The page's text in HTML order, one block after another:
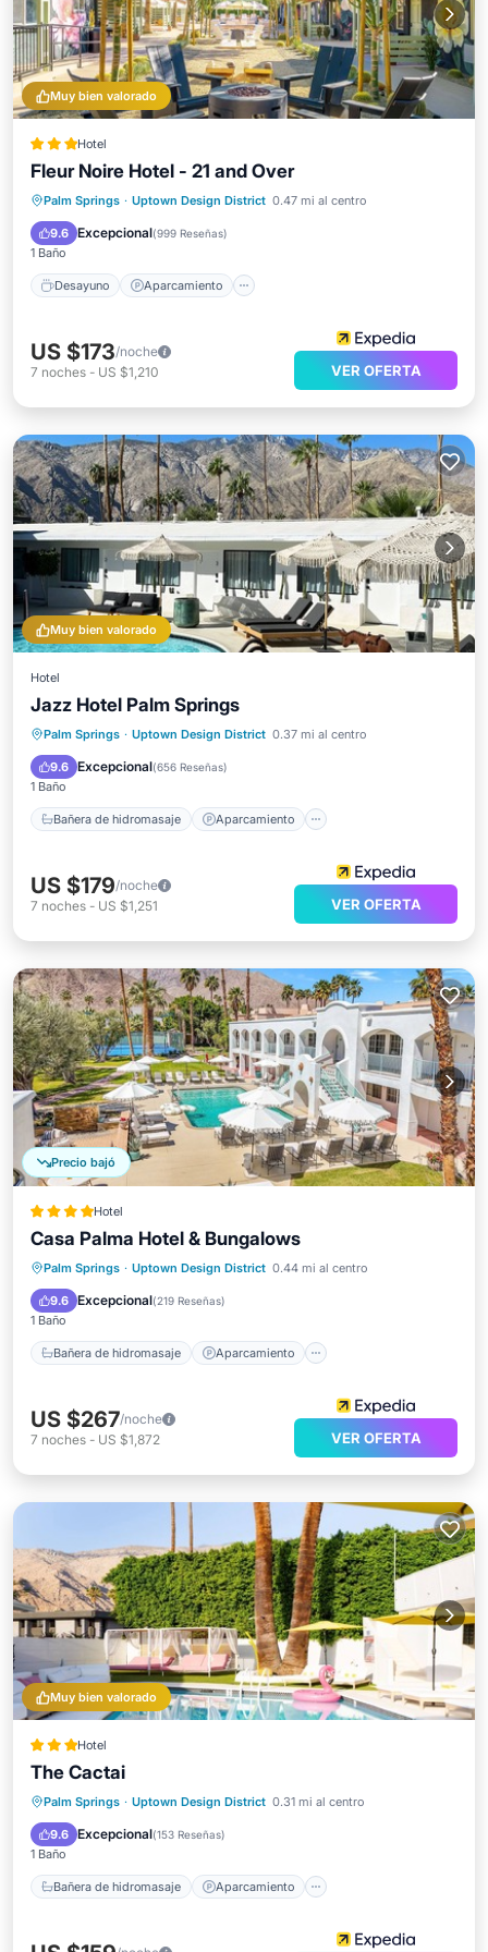
Muy bien valorado
Hotel
Fleur Noire Hotel - 21 and Over
Palm Springs · Uptown Design District 0.47 mi al centro
9.6 Excepcional(999 Reseñas)
1 Baño
Desayuno Aparcamiento
Desayuno Aparcamiento
Piscina
Balcón/Terraza
US $173/noche
7 noches - US $1,210 VER OFERTA
Muy bien valorado
Hotel
Jazz Hotel Palm Springs
Palm Springs · Uptown Design District 0.37 mi al centro
9.6 Excepcional(656 Reseñas)
1 Baño
Bañera de hidromasaje Aparcamiento
Bañera de hidromasaje
Aparcamiento
Piscina
Balcón/Terraza
US $179/noche
7 noches - US $1,251 VER OFERTA
Precio bajó
Hotel
Casa Palma Hotel & Bungalows
Palm Springs · Uptown Design District 0.44 mi al centro
9.6 Excepcional(219 Reseñas)
1 Baño
Bañera de hidromasaje Aparcamiento
Bañera de hidromasaje
Aparcamiento
Piscina
Balcón/Terraza
US $267/noche
7 noches - US $1,872 VER OFERTA
Muy bien valorado
Hotel
The Cactai
Palm Springs · Uptown Design District 0.31 mi al centro
9.6 Excepcional(153 Reseñas)
1 Baño
Bañera de hidromasaje Aparcamiento
Bañera de hidromasaje
Aparcamiento
Piscina
Balcón/Terraza